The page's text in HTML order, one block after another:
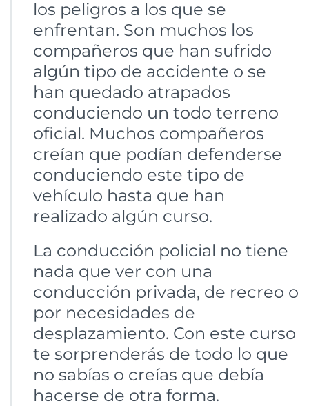
los peligros a los que se
enfrentan. Son muchos los
compañeros que han sufrido
algún tipo de accidente o se
han quedado atrapados
conduciendo un todo terreno
oficial. Muchos compañeros
creían que podían defenderse
conduciendo este tipo de
vehículo hasta que han
realizado algún curso.
La conducción policial no tiene
nada que ver con una
conducción privada, de recreo o
por necesidades de
desplazamiento. Con este curso
te sorprenderás de todo lo que
no sabías o creías que debía
hacerse de otra forma.